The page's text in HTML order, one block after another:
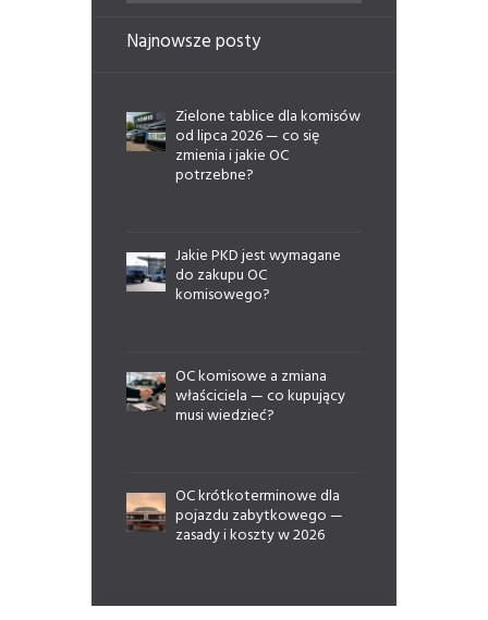
Najnowsze posty
Zielone tablice dla komisów
od lipca 2026 — co się
zmienia i jakie OC
potrzebne?
Jakie PKD jest wymagane
do zakupu OC
komisowego?
OC komisowe a zmiana
właściciela — co kupujący
musi wiedzieć?
OC krótkoterminowe dla
pojazdu zabytkowego —
zasady i koszty w 2026